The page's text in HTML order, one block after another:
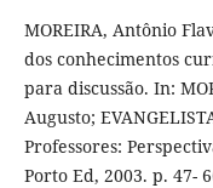
MOREIRA, Antônio
dos conhecimentos
para discussão. In:
Augusto;
Professores:
Porto Ed, 2003. p. 47-